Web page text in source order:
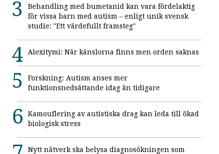
Behandling med bumetanid kan vara fördelaktig
för vissa barn med autism – enligt unik svensk
studie: "Ett värdefullt framsteg"
Alexitymi: När känslorna finns men orden saknas
Forskning: Autism anses mer
funktionsnedsättande idag än tidigare
Kamouflering av autistiska drag kan leda till ökad
biologisk stress
Nytt nätverk ska belysa diagnosökningen som